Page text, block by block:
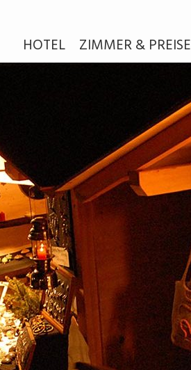
HOTEL ZIMMER & PREISE